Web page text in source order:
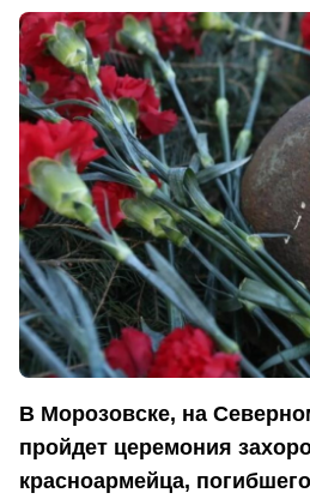
В Морозовске, на
пройдет церемония
красноармейца,